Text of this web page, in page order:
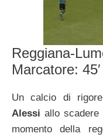
Reggiana-
Marcatore:
Un calcio di
Alessi allo scadere
momento della